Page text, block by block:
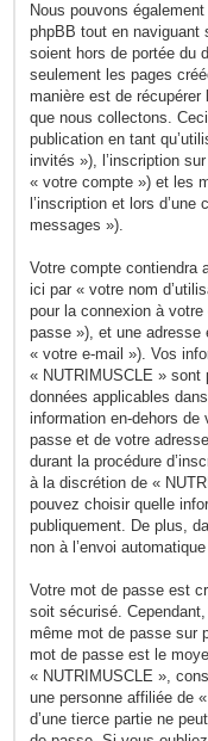
Nous pouvons
phpBB tout en naviguant
soient hors de portée du
seulement les pages
manière est de récupérer
que nous collectons.
publication en tant
invités »), l’inscription
« votre compte ») et les
l’inscription et lors
messages »).
Votre compte contiendra
ici par « votre nom
pour la connexion à
passe »), et une adresse
« votre e-mail »). Vos
« NUTRIMUSCLE » sont
données applicables
information en-dehors de
passe et de votre
durant la procédure
à la discrétion de «
pouvez choisir quelle
publiquement. De plus,
non à l’envoi
Votre mot de passe est
soit sécurisé.
même mot de passe sur
mot de passe est le
« NUTRIMUSCLE »,
une personne affiliée de
d’une tierce partie ne